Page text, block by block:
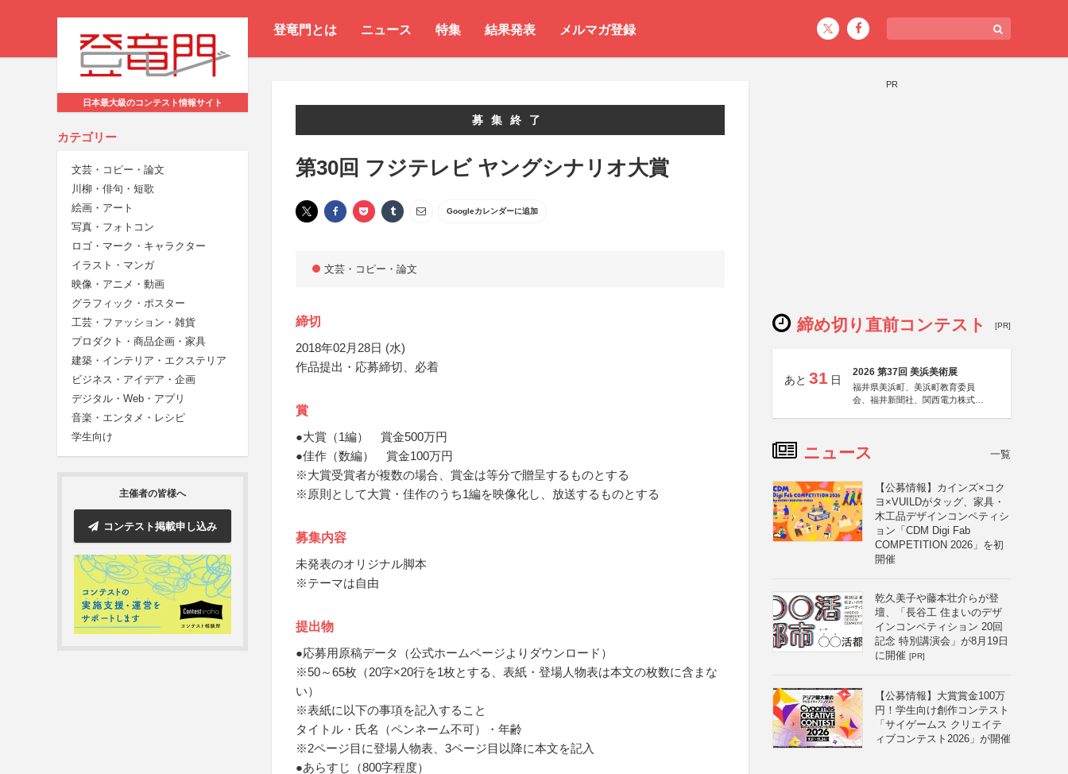
登竜門とは ニュース 特集 結果発表 メルマガ登録
日本最大級のコンテスト情報サイト
カテゴリー
文芸・コピー・論文
川柳・俳句・短歌
絵画・アート
写真・フォトコン
ロゴ・マーク・キャラクター
イラスト・マンガ
映像・アニメ・動画
グラフィック・ポスター
工芸・ファッション・雑貨
プロダクト・商品企画・家具
建築・インテリア・エクステリア
ビジネス・アイデア・企画
デジタル・Web・アプリ
音楽・エンタメ・レシピ
学生向け
主催者の皆様へ
コンテスト掲載申し込み
募集終了
第30回 フジテレビ ヤングシナリオ大賞
Googleカレンダーに追加
文芸・コピー・論文
締切
2018年02月28日 (水)
作品提出・応募締切、必着
賞
●大賞（1編） 賞金500万円
●佳作（数編） 賞金100万円
※大賞受賞者が複数の場合、賞金は等分で贈呈するものとする
※原則として大賞・佳作のうち1編を映像化し、放送するものとする
募集内容
未発表のオリジナル脚本
※テーマは自由
提出物
●応募用原稿データ（公式ホームページよりダウンロード）
※50～65枚（20字×20行を1枚とする、表紙・登場人物表は本文の枚数に含まな
い）
※表紙に以下の事項を記入すること
タイトル・氏名（ペンネーム不可）・年齢
※2ページ目に登場人物表、3ページ目以降に本文を記入
●あらすじ（800字程度）
PR
締め切り直前コンテスト [PR]
あと 31 日
2026 第37回 美浜美術展
福井県美浜町、美浜町教育委員
会、福井新聞社、関西電力株式会
ニュース 一覧
【公募情報】カインズ×コク
ヨ×VUILDがタッグ、家具・
木工品デザインコンペティシ
ョン「CDM Digi Fab
COMPETITION 2026」を初
開催
乾久美子や藤本壮介らが登
壇、「長谷工 住まいのデザ
インコンペティション 20回
記念 特別講演会」が8月19日
に開催 [PR]
【公募情報】大賞賞金100万
円！学生向け創作コンテスト
「サイゲームス クリエイテ
ィブコンテスト2026」が開催